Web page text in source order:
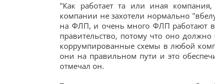
"Как работает та или иная
компании не захотели нормально
на ФЛП, и очень много ФЛП работают
правительство, потому что оно
коррумпированные схемы в любой
они на правильном пути и это
отмечал он.